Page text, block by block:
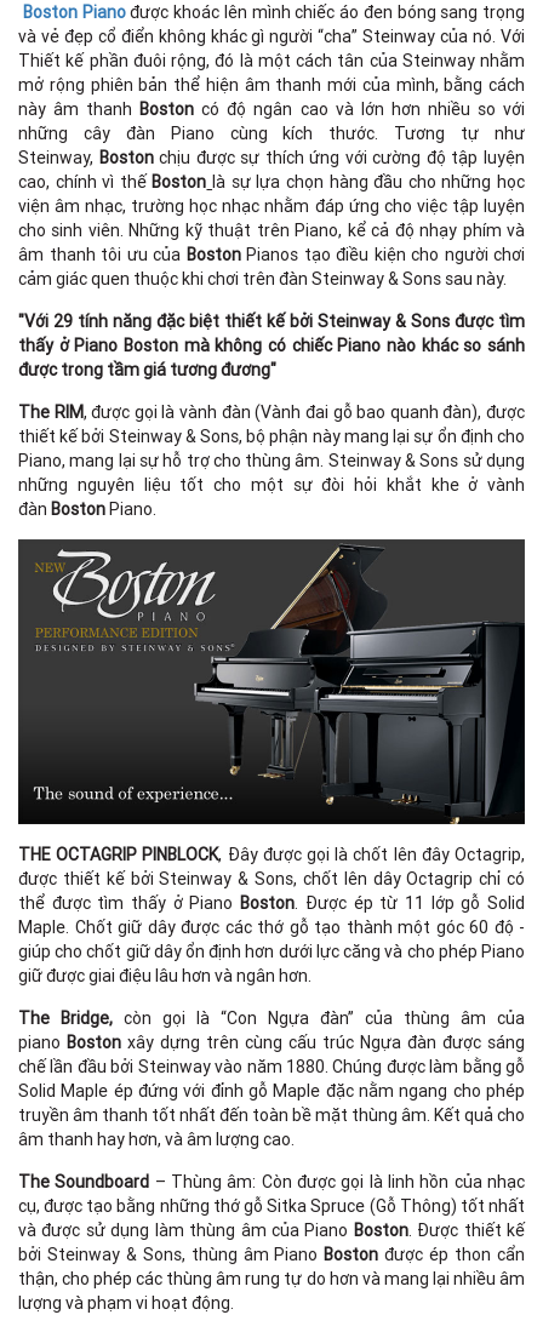
Boston Pianođược khoác lên mình chiếc áo đen bóng sang trọng
và vẻ đẹp cổ điển không khác gì người “cha” Steinway của nó. Với
Thiết kế phần đuôi rộng, đó là một cách tân của Steinway nhằm
mở rộng phiên bản thể hiện âm thanh mới của mình, bằng cách
này âm thanh Bostoncó độ ngân cao và lớn hơn nhiều so với
những cây đàn Piano cùng kích thước. Tương tự như
Steinway, Bostonchịu được sự thích ứng với cường độ tập luyện
cao, chính vì thế Boston là sự lựa chọn hàng đầu cho những học
viện âm nhạc, trường học nhạc nhằm đáp ứng cho việc tập luyện
cho sinh viên. Những kỹ thuật trên Piano, kể cả độ nhạy phím và
âm thanh tôi ưu của Boston Pianos tạo điều kiện cho người chơi
cảm giác quen thuộc khi chơi trên đàn Steinway & Sons sau này.
"Với 29 tính năng đặc biệt thiết kế bởi Steinway & Sons được tìm
thấy ở Piano Boston mà không có chiếc Piano nào khác so sánh
được trong tầm giá tương đương"
The RIM, được gọi là vành đàn (Vành đai gỗ bao quanh đàn), được
thiết kế bởi Steinway & Sons, bộ phận này mang lại sự ổn định cho
Piano, mang lại sự hỗ trợ cho thùng âm. Steinway & Sons sử dụng
những nguyên liệu tốt cho một sự đòi hỏi khắt khe ở vành
đàn Boston Piano.
THE OCTAGRIP PINBLOCK, Đây được gọi là chốt lên đây Octagrip,
được thiết kế bởi Steinway & Sons, chốt lên dây Octagrip chỉ có
thể được tìm thấy ở Piano Boston . Được ép từ 11 lớp gỗ Solid
Maple. Chốt giữ dây được các thớ gỗ tạo thành một góc 60 độ -
giúp cho chốt giữ dây ổn định hơn dưới lực căng và cho phép Piano
giữ được giai điệu lâu hơn và ngân hơn.
The Bridge, còn gọi là “Con Ngựa đàn” của thùng âm của
piano Boston xây dựng trên cùng cấu trúc Ngựa đàn được sáng
chế lần đầu bởi Steinway vào năm 1880. Chúng được làm bằng gỗ
Solid Maple ép đứng với đỉnh gỗ Maple đặc nằm ngang cho phép
truyền âm thanh tốt nhất đến toàn bề mặt thùng âm. Kết quả cho
âm thanh hay hơn, và âm lượng cao.
The Soundboard – Thùng âm: Còn được gọi là linh hồn của nhạc
cụ, được tạo bằng những thớ gỗ Sitka Spruce (Gỗ Thông) tốt nhất
và được sử dụng làm thùng âm của Piano Boston. Được thiết kế
bởi Steinway & Sons, thùng âm Piano Bostonđược ép thon cẩn
thận, cho phép các thùng âm rung tự do hơn và mang lại nhiều âm
lượng và phạm vi hoạt động.